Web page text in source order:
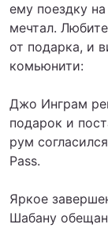
ему поездку
мечтал.
от подарка, и
комьюнити:
Джо Инграм
подарок и
рум
Pass.
Яркое
Шабану